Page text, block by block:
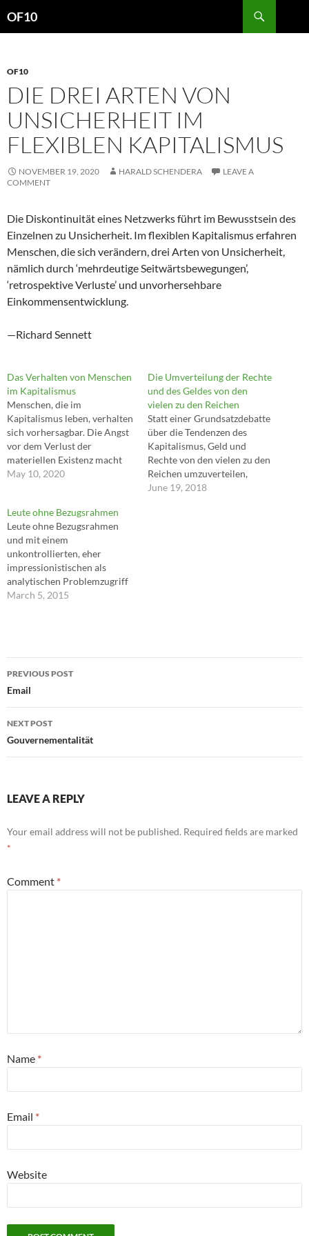
OF10
OF10
DIE DREI ARTEN VON
UNSICHERHEIT IM
FLEXIBLEN KAPITALISMUS
NOVEMBER 19, 2020 HARALD SCHENDERA
LEAVE A
COMMENT
Die Diskontinuität eines Netzwerks führt im Bewusstsein des
Einzelnen zu Unsicherheit. Im flexiblen Kapitalismus erfahren
Menschen, die sich verändern, drei Arten von Unsicherheit,
nämlich durch ‘mehrdeutige Seitwärtsbewegungen’,
‘retrospektive Verluste’ und unvorhersehbare
Einkommensentwicklung.
—Richard Sennett
Das Verhalten von Menschen
im Kapitalismus
Menschen, die im
Kapitalismus leben, verhalten
sich vorhersagbar. Die Angst
vor dem Verlust der
materiellen Existenz macht
sie gehorsam, darum
May 10, 2020
Die Umverteilung der Rechte
und des Geldes von den
vielen zu den Reichen
Statt einer Grundsatzdebatte
über die Tendenzen des
Kapitalismus, Geld und
Rechte von den vielen zu den
Reichen umzuverteilen,
erörterte die Konferenz im
June 19, 2018
Leute ohne Bezugsrahmen
Leute ohne Bezugsrahmen
und mit einem
unkontrollierten, eher
impressionistischen als
analytischen Problemzugriff
werden zu einer
(oder Überzeugung eigener
Inkompetenz) durch
beißenden Spott. ---Leo
Rosten, 1937
March 5, 2015
Post
navigation
PREVIOUS POST
Email
NEXT POST
Gouvernementalität
LEAVE A REPLY
Your email address will not be published. Required fields are marked
*
Comment *
Name *
Email *
Website